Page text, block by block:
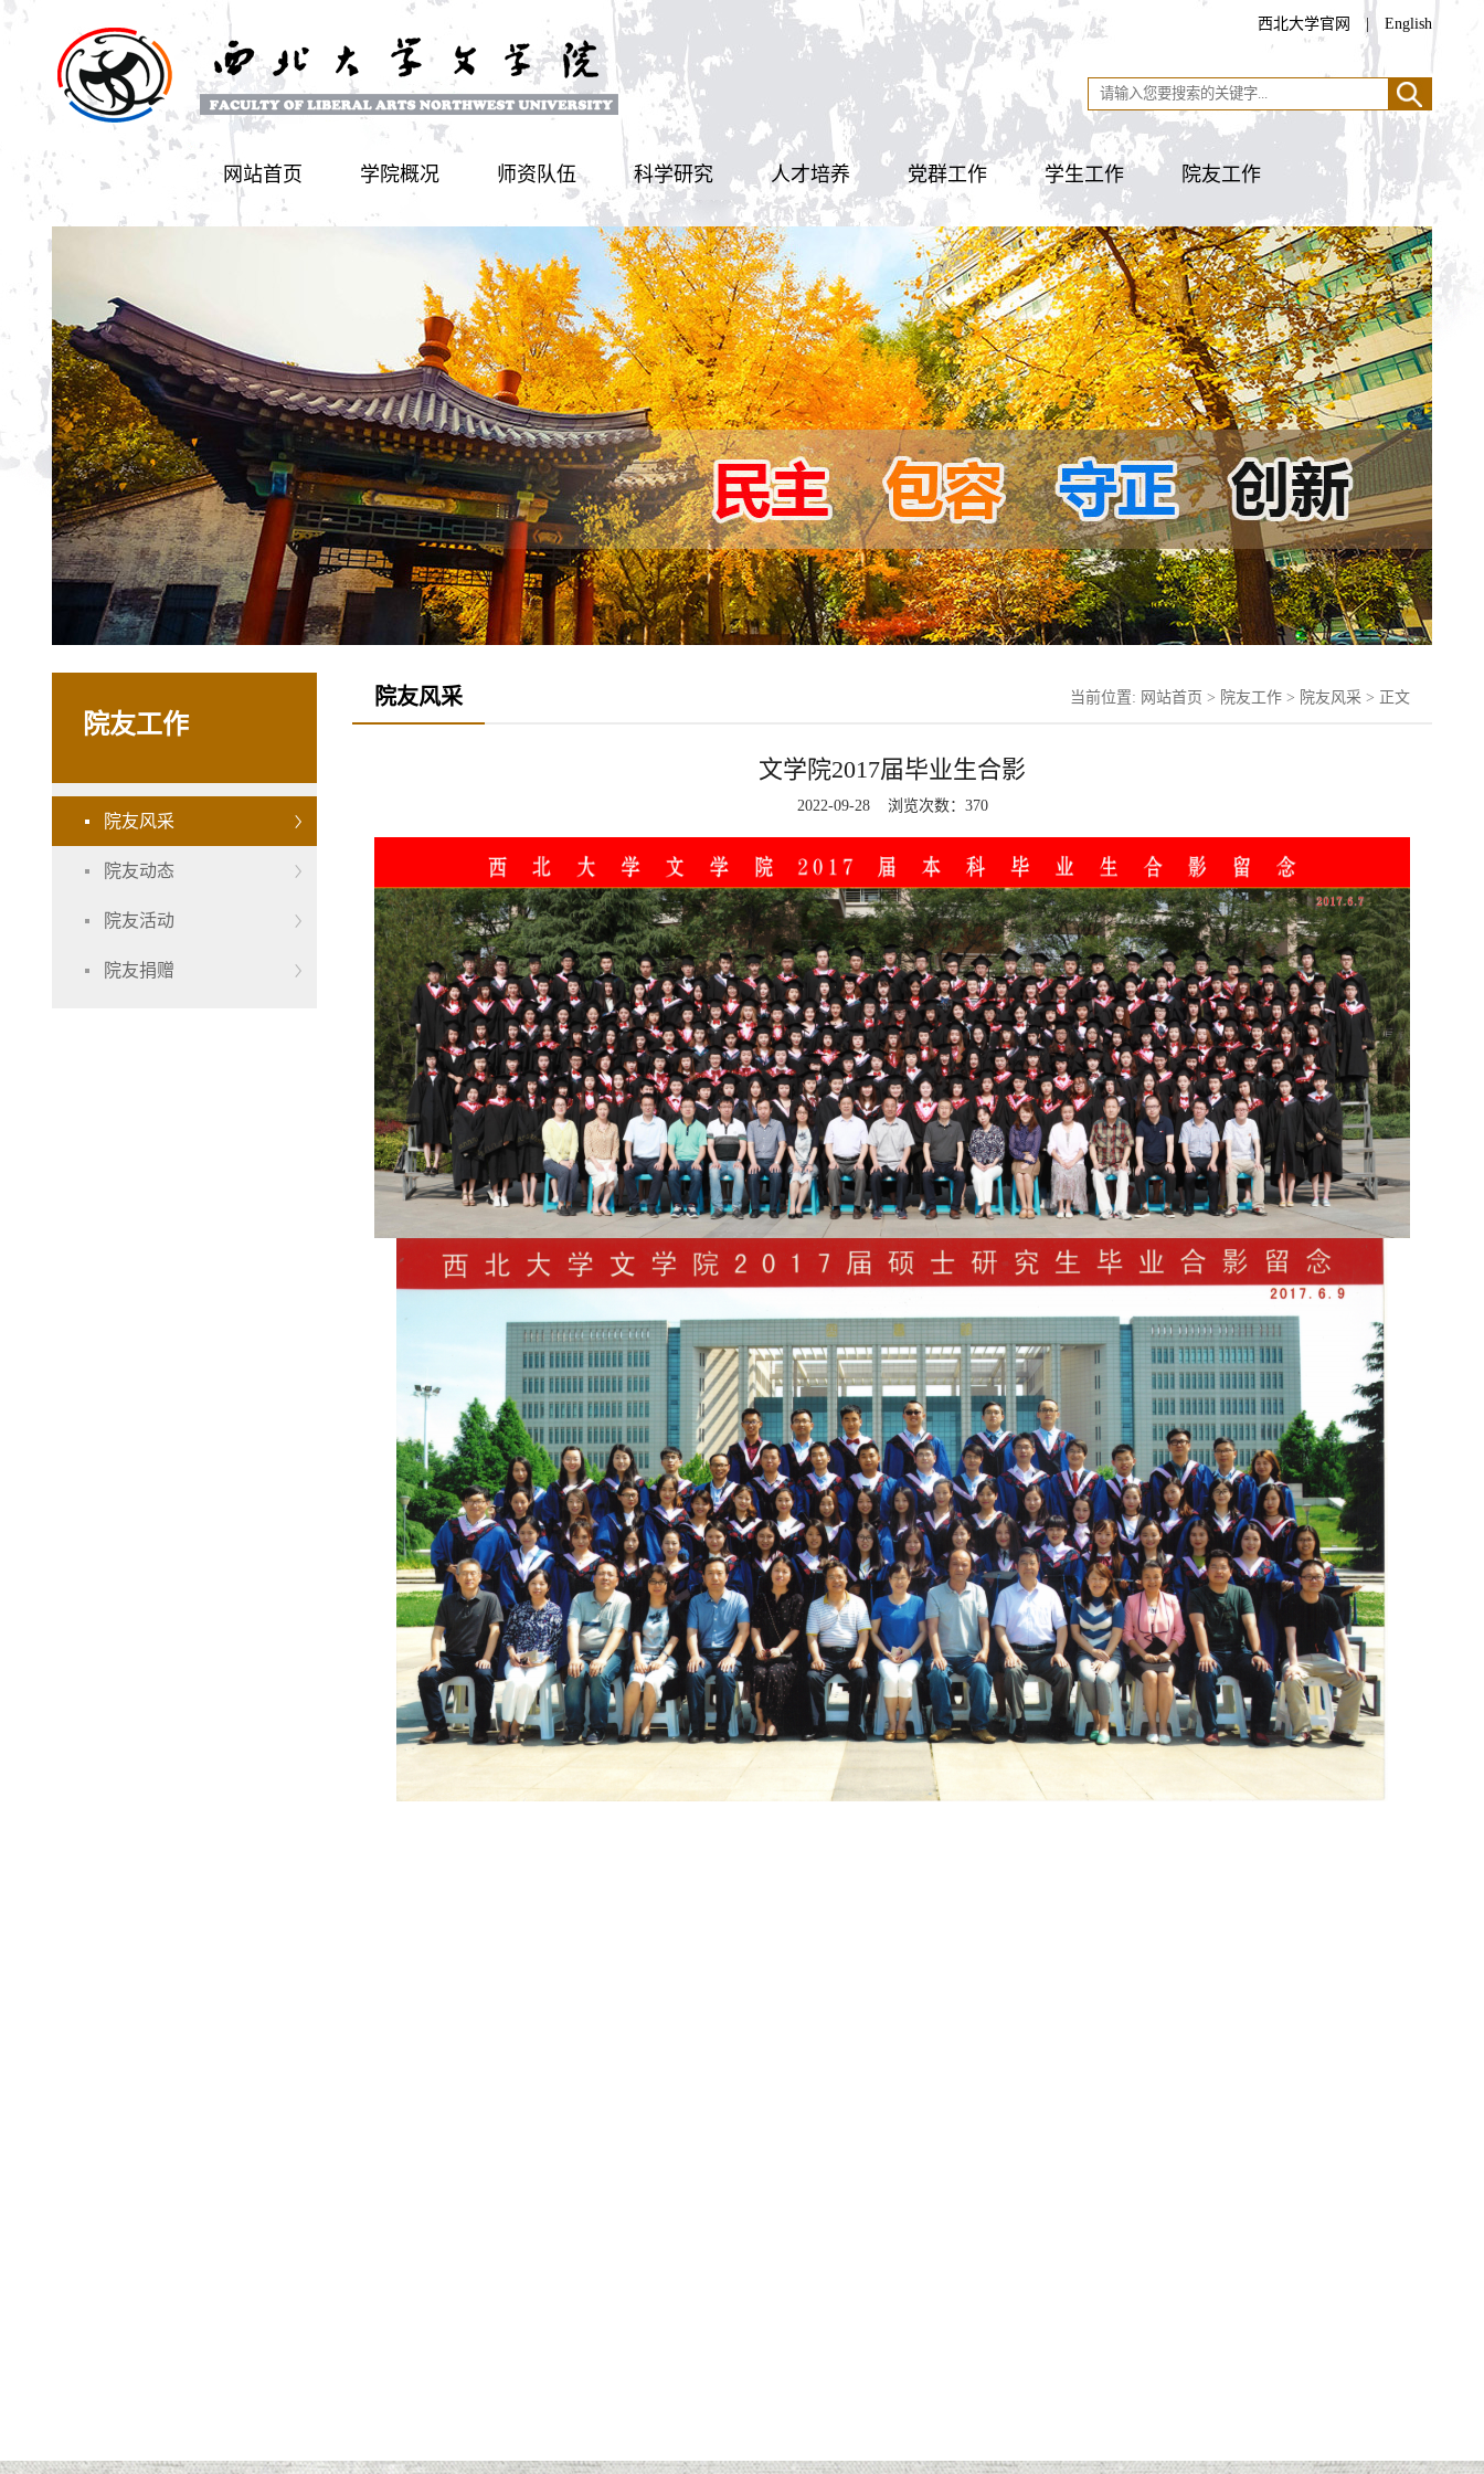
西北大学官网 | English
网站首页 学院概况 师资队伍 科学研究 人才培养 党群工作 学生工作 院友工作
院友工作
院友风采
院友动态
院友活动
院友捐赠
院友风采 当前位置: 网站首页 > 院友工作 > 院友风采 > 正文
文学院2017届毕业生合影
2022-09-28 浏览次数： 370